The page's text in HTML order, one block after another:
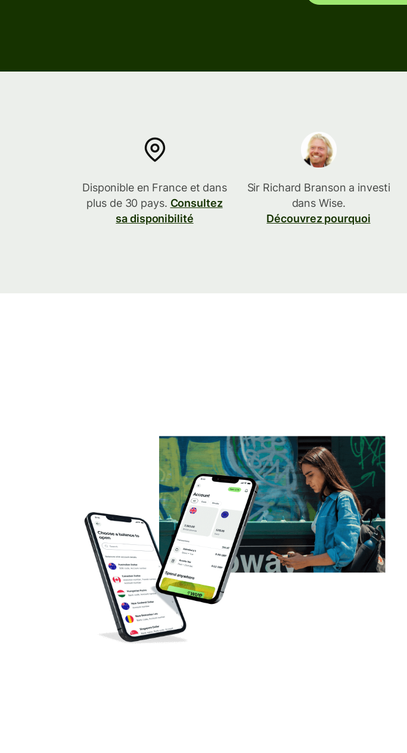
Disponible en France et dans
plus de 30 pays. Consultez
sa disponibilité
Sir Richard Branson a investi
dans Wise.
Découvrez pourquoi